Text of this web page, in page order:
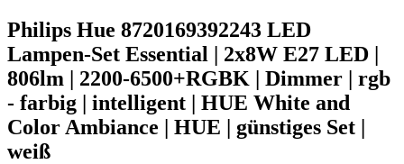
Philips Hue 8720169392243 LED
Lampen-Set Essential | 2x8W E27 LED |
806lm | 2200-6500+RGBK | Dimmer | rgb
- farbig | intelligent | HUE White and
Color Ambiance | HUE | günstiges Set |
weiß